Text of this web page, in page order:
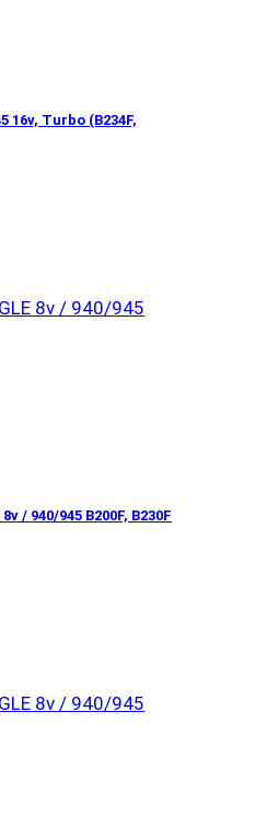
16v, Turbo (B234F,
/ 940/945 B200F, B230F